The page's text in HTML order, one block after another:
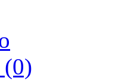
(0)